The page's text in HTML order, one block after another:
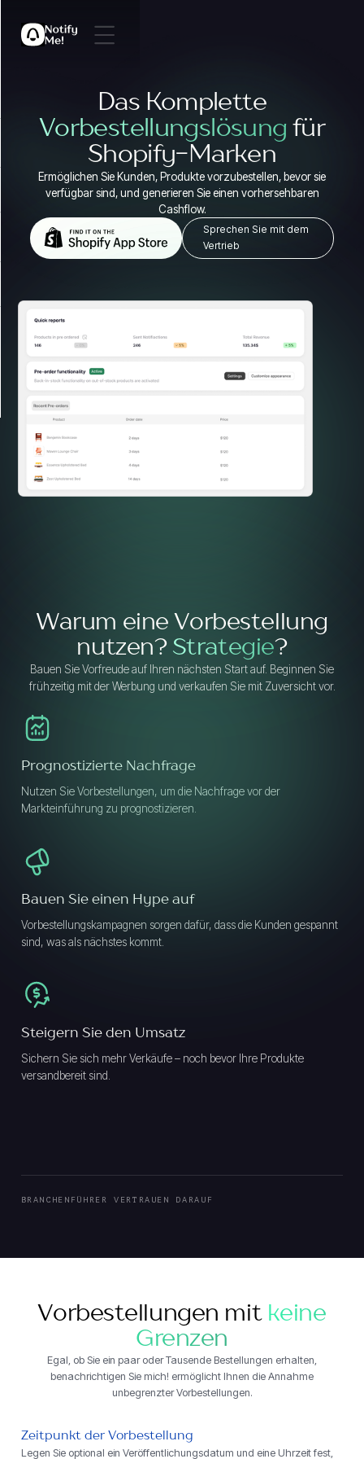
Das Komplette
Vorbestellungslösung für
Shopify-Marken
Ermöglichen Sie Kunden, Produkte vorzubestellen, bevor sie
verfügbar sind, und generieren Sie einen vorhersehbaren
Cashflow.
Sprechen Sie mit dem
Vertrieb
Warum eine Vorbestellung
nutzen? Strategie?
Bauen Sie Vorfreude auf Ihren nächsten Start auf. Beginnen Sie
frühzeitig mit der Werbung und verkaufen Sie mit Zuversicht vor.
Prognostizierte Nachfrage
Nutzen Sie Vorbestellungen, um die Nachfrage vor der
Markteinführung zu prognostizieren.
Bauen Sie einen Hype auf
Vorbestellungskampagnen sorgen dafür, dass die Kunden gespannt
sind, was als nächstes kommt.
Steigern Sie den Umsatz
Sichern Sie sich mehr Verkäufe – noch bevor Ihre Produkte
versandbereit sind.
BRANCHENFÜHRER VERTRAUEN DARAUF
Vorbestellungen mit keine
Grenzen
Egal, ob Sie ein paar oder Tausende Bestellungen erhalten,
benachrichtigen Sie mich! ermöglicht Ihnen die Annahme
unbegrenzter Vorbestellungen.
Zeitpunkt der Vorbestellung
Legen Sie optional ein Veröffentlichungsdatum und eine Uhrzeit fest,